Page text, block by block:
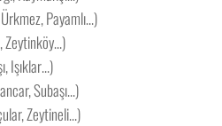
Payamlı…)
Zeytinköy…)
Işıklar…)
Subaşı…)
Zeytineli…)